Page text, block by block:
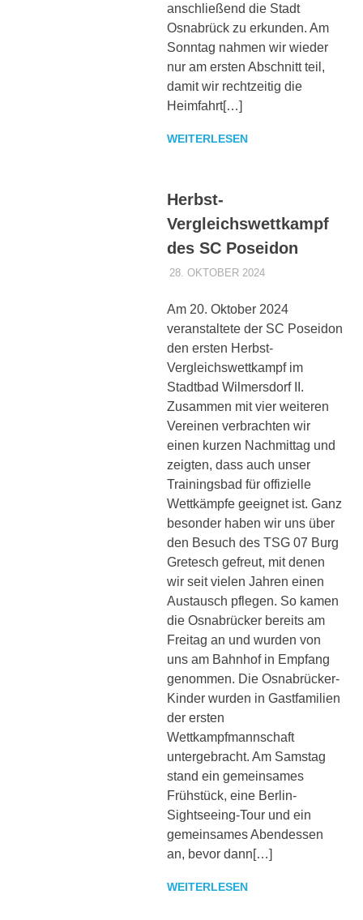
anschließend die Stadt
Osnabrück zu erkunden. Am
Sonntag nahmen wir wieder
nur am ersten Abschnitt teil,
damit wir rechtzeitig die
Heimfahrt[…]
WEITERLESEN
Herbst-
Vergleichswettkampf
des SC Poseidon
28. OKTOBER 2024POSEIDONADMIN
AKTUELLES 1.
AKTUELLES 3.
Am 20. Oktober 2024
veranstaltete der SC Poseidon
den ersten Herbst-
Vergleichswettkampf im
Stadtbad Wilmersdorf II.
Zusammen mit vier weiteren
Vereinen verbrachten wir
einen kurzen Nachmittag und
zeigten, dass auch unser
Trainingsbad für offizielle
Wettkämpfe geeignet ist. Ganz
besonder haben wir uns über
den Besuch des TSG 07 Burg
Gretesch gefreut, mit denen
wir seit vielen Jahren einen
Austausch pflegen. So kamen
die Osnabrücker bereits am
Freitag an und wurden von
uns am Bahnhof in Empfang
genommen. Die Osnabrücker-
Kinder wurden in Gastfamilien
der ersten
Wettkampfmannschaft
untergebracht. Am Samstag
stand ein gemeinsames
Frühstück, eine Berlin-
Sightseeing-Tour und ein
gemeinsames Abendessen
an, bevor dann[…]
WEITERLESEN